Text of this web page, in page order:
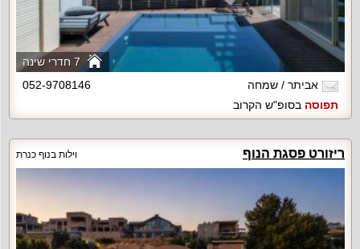
7 חדרי שינה
אביתר / שמחה
052-9708146
תפוסה בסופ"ש הקרוב
ריזורט פסגת הנוף וילות בנוף כנרת